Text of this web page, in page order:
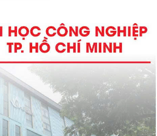
thậm chí dẫn đến trầm cảm.